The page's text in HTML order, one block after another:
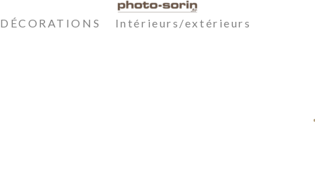
DÉCORATIONS Intérieurs/extérieurs